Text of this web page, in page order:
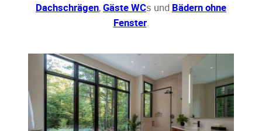
Dachschrägen,Gäste WCs und Bädern ohne
Fenster.